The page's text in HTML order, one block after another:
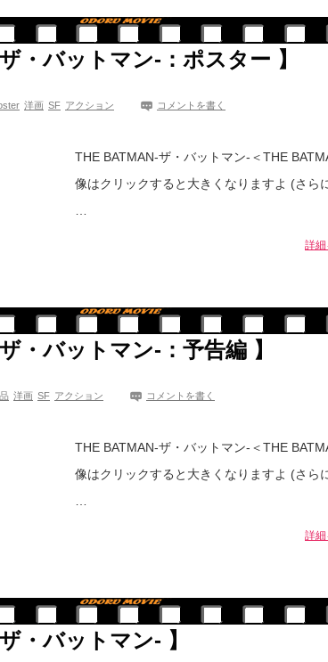
・バットマン-：ポスター 】
洋画 SF アクション コメントを書く
THE BATMAN-ザ・バットマン-＜THE
像はクリックすると大きくなりますよ (さら
詳細
・バットマン-：予告編 】
洋画 SF アクション コメントを書く
THE BATMAN-ザ・バットマン-＜THE
像はクリックすると大きくなりますよ (さら
詳細
・バットマン- 】